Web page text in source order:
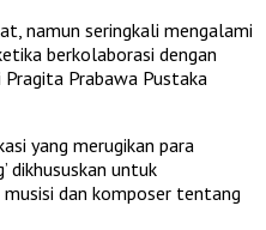
namun seringkali mengalami
berkolaborasi dengan
Prabawa Pustaka
yang merugikan para
dikhususkan untuk
dan komposer tentang